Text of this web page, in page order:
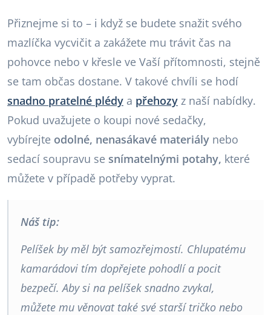
Přiznejme si to – i když se budete snažit svého
mazlíčka vycvičit a zakážete mu trávit čas na
pohovce nebo v křesle ve Vaší přítomnosti, stejně
se tam občas dostane. V takové chvíli se hodí
snadno pratelné plédy a přehozy z naší nabídky.
Pokud uvažujete o koupi nové sedačky,
vybírejte odolné, nenasákavé materiály nebo
sedací soupravu se snímatelnými potahy, které
můžete v případě potřeby vyprat.
Náš tip:
Pelíšek by měl být samozřejmostí. Chlupatému
kamarádovi tím dopřejete pohodlí a pocit
bezpečí. Aby si na pelíšek snadno zvykal,
můžete mu věnovat také své starší tričko nebo